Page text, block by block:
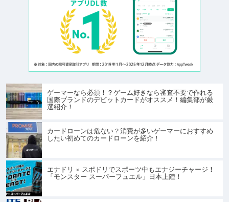
ゲーマーなら必須！？ゲーム好きなら審査不要で作れる
国際ブランドのデビットカードがオススメ！編集部が厳
選紹介！
カードローンは危ない？消費が多いゲーマーにおすすめ
したい初めてのカードローンを紹介！
エナドリ × スポドリでスポーツ中もエナジーチャージ！
「モンスター スーパーフュエル」日本上陸！